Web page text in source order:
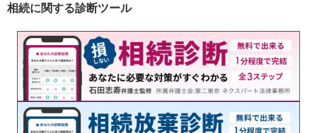
相続に関する診断ツール